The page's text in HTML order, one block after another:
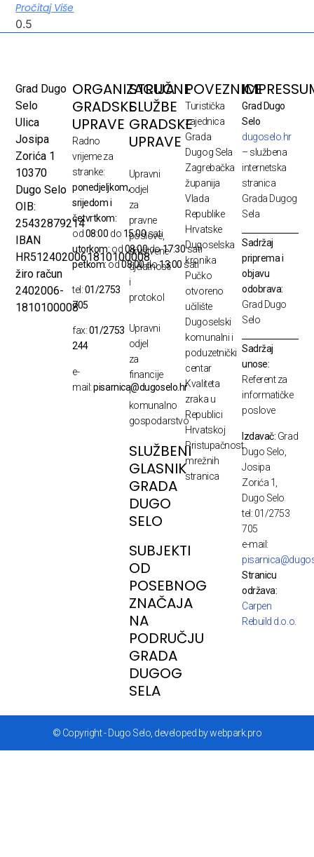
Pročitaj Više
Grad Dugo
Selo
Ulica
Josipa
Zorića 1
10370
Dugo Selo
OIB:
25432879214
IBAN
HR5124020061810100008
žiro račun
2402006-
1810100008
ORGANIZACIJA
GRADSKE
UPRAVE
Radno
vrijeme za
stranke:
ponedjeljkom,
srijedom i
četvrtkom:
od08:00 do 15:00sati
utorkom: od08:00do17:30sati
petkom:od08:00do13:00 sati
tel:01/2753
705
fax:01/2753
244
e-
mail:pisarnica@dugoselo.hr
STRUČNE
SLUŽBE
GRADSKE
UPRAVE
Upravni
odjel
za
pravne
poslove,
društvene
djelatnosti
i
protokol
Upravni
odjel
za
financije
i
komunalno
gospodarstvo
SLUŽBENI
GLASNIK
GRADA
DUGO
SELO
SUBJEKTI
OD
POSEBNOG
ZNAČAJA
NA
PODRUČJU
GRADA
DUGOG
SELA
POVEZNICE
Turistička
zajednica
Grada
Dugog Sela
Zagrebačka
županija
Vlada
Republike
Hrvatske
Dugoselska
kronika
Pučko
otvoreno
učilište
Dugoselski
komunalni i
poduzetnički
centar
Kvaliteta
zraka u
Republici
Hrvatskoj
Pristupačnost
mrežnih
stranica
Grad Dugo
Selo
dugoselo.hr
– službena
internetska
stranica
Grada Dugog
Sela
Sadržaj
priprema i
objavu
odobrava:
Grad Dugo
Selo
Sadržaj
unose:
Referent za
informatičke
poslove
Izdavač: Grad
Dugo Selo,
Josipa
Zorića 1,
Dugo Selo
tel: 01/2753
705
e-mail:
Stranicu
održava:
Carpen
Rebuild d.o.o.
© Copyright - Dugo Selo, developed by webpark.pro